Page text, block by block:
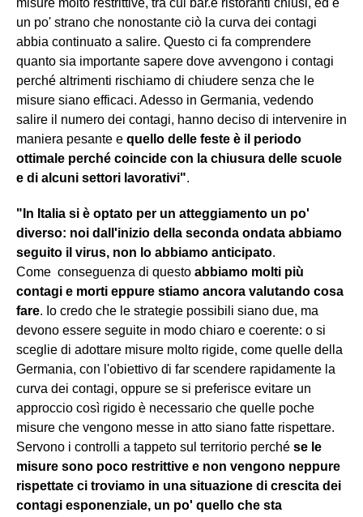
misure molto restrittive, tra cui bar.e ristoranti chiusi, ed è
un po' strano che nonostante ciò la curva dei contagi
abbia continuato a salire. Questo ci fa comprendere
quanto sia importante sapere dove avvengono i contagi
perché altrimenti rischiamo di chiudere senza che le
misure siano efficaci. Adesso in Germania, vedendo
salire il numero dei contagi, hanno deciso di intervenire in
maniera pesante e quello delle feste è il periodo
ottimale perché coincide con la chiusura delle scuole
e di alcuni settori lavorativi".
"In Italia si è optato per un atteggiamento un po'
diverso: noi dall'inizio della seconda ondata abbiamo
seguito il virus, non lo abbiamo anticipato.
Come conseguenza di questo abbiamo molti più
contagi e morti eppure stiamo ancora valutando cosa
fare. Io credo che le strategie possibili siano due, ma
devono essere seguite in modo chiaro e coerente: o si
sceglie di adottare misure molto rigide, come quelle della
Germania, con l'obiettivo di far scendere rapidamente la
curva dei contagi, oppure se si preferisce evitare un
approccio così rigido è necessario che quelle poche
misure che vengono messe in atto siano fatte rispettare.
Servono i controlli a tappeto sul territorio perché se le
misure sono poco restrittive e non vengono neppure
rispettate ci troviamo in una situazione di crescita dei
contagi esponenziale, un po' quello che sta